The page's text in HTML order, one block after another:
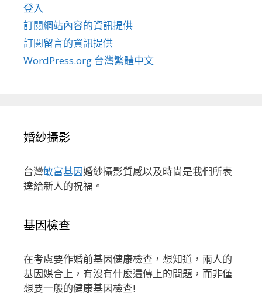
登入
訂閱網站內容的資訊提供
訂閱留言的資訊提供
WordPress.org 台灣繁體中文
婚紗攝影
台灣敏富基因婚紗攝影質感以及時尚是我們所表
達給新人的祝福。
基因檢查
在考慮要作婚前基因健康檢查，想知道，兩人的
基因媒合上，有沒有什麼遺傳上的問題，而非僅
想要一般的健康基因檢查!